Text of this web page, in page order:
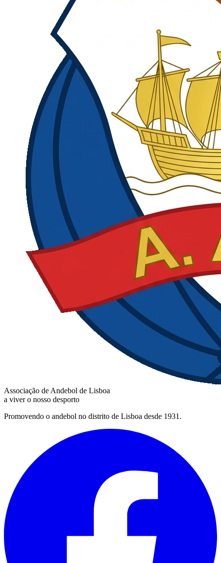
Associação de Andebol de Lisboa
a viver o nosso desporto
Promovendo o andebol no distrito de Lisboa desde 1931.